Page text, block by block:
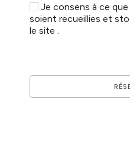
Je consens à ce
soient recueillies et
le site .